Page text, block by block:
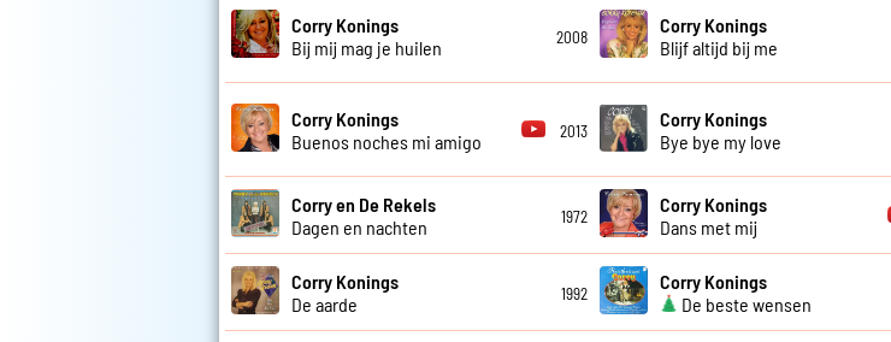
Corry Konings
Bij mij mag je huilen
2008
Corry Konings
Blijf altijd bij me
Corry Konings
Buenos noches mi amigo
2013
Corry Konings
Bye bye my love
Corry en De Rekels
Dagen en nachten
1972
Corry Konings
Dans met mij
Corry Konings
De aarde
1992
Corry Konings
De beste wensen